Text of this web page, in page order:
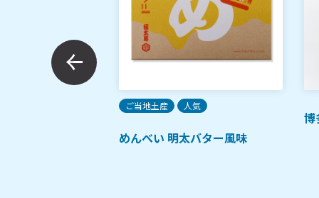
ご当地土産 人気
めんべい 明太バター風味
博